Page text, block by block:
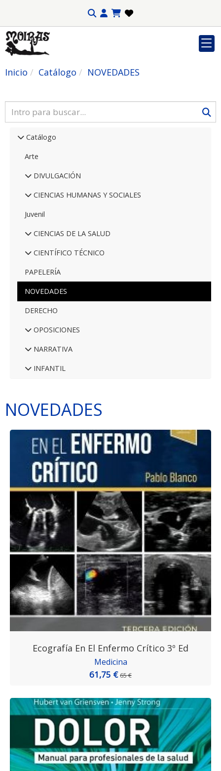
Inicio Catálogo NOVEDADES
Catálogo
Arte
DIVULGACIÓN
CIENCIAS HUMANAS Y SOCIALES
Juvenil
CIENCIAS DE LA SALUD
CIENTÍFICO TÉCNICO
PAPELERÍA
NOVEDADES
DERECHO
OPOSICIONES
NARRATIVA
INFANTIL
NOVEDADES
Ecografía En El Enfermo Crítico 3º Ed
Medicina
61,75 €65 €